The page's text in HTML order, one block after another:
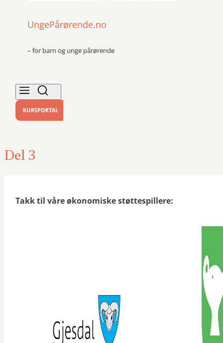
UngePårørende.no
– for barn og unge pårørende
Del 3
Takk til våre økonomiske støttespillere: